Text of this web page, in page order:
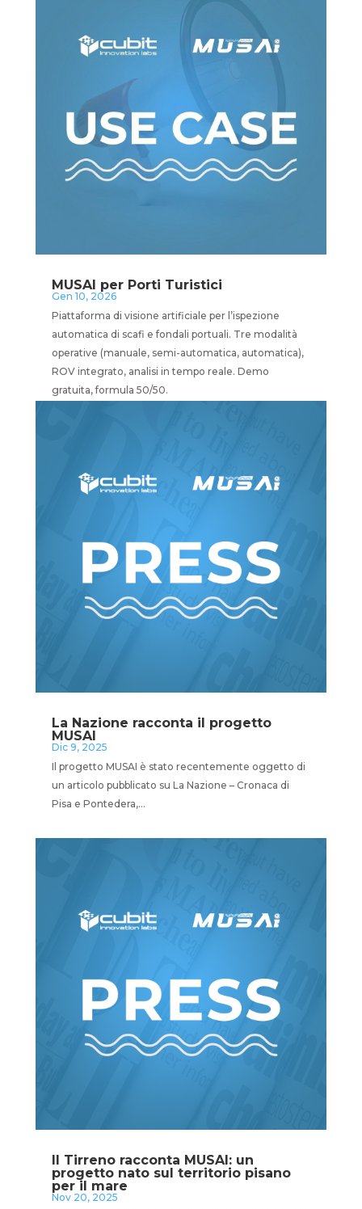
MUSAI per Porti Turistici
Gen 10, 2026
Piattaforma di visione artificiale per l’ispezione
automatica di scafi e fondali portuali. Tre modalità
operative (manuale, semi-automatica, automatica),
ROV integrato, analisi in tempo reale. Demo
gratuita, formula 50/50.
La Nazione racconta il progetto
MUSAI
Dic 9, 2025
Il progetto MUSAI è stato recentemente oggetto di
un articolo pubblicato su La Nazione – Cronaca di
Pisa e Pontedera,...
Il Tirreno racconta MUSAI: un
progetto nato sul territorio pisano
per il mare
Nov 20, 2025